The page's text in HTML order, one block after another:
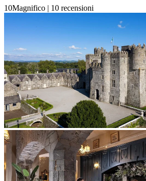
10Magnifico | 10 recensioni